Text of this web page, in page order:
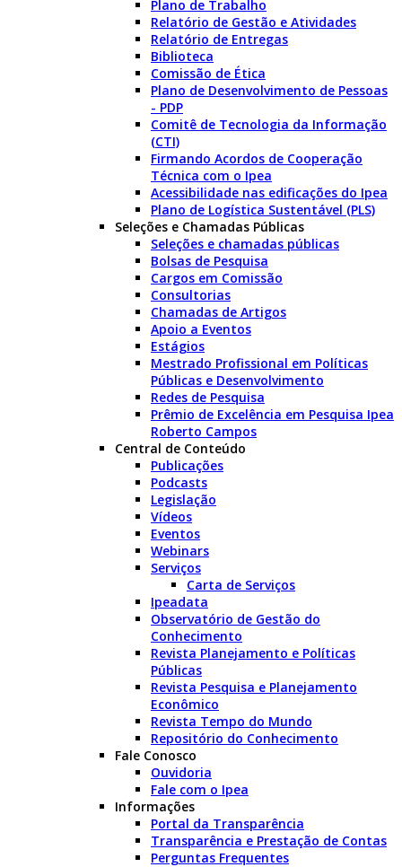
Plano de Trabalho
Relatório de Gestão e Atividades
Relatório de Entregas
Biblioteca
Comissão de Ética
Plano de Desenvolvimento de Pessoas
- PDP
Comitê de Tecnologia da Informação
(CTI)
Firmando Acordos de Cooperação
Técnica com o Ipea
Acessibilidade nas edificações do Ipea
Plano de Logística Sustentável (PLS)
Seleções e Chamadas Públicas
Seleções e chamadas públicas
Bolsas de Pesquisa
Cargos em Comissão
Consultorias
Chamadas de Artigos
Apoio a Eventos
Estágios
Mestrado Profissional em Políticas
Públicas e Desenvolvimento
Redes de Pesquisa
Prêmio de Excelência em Pesquisa Ipea
Roberto Campos
Central de Conteúdo
Publicações
Podcasts
Legislação
Vídeos
Eventos
Webinars
Serviços
Carta de Serviços
Ipeadata
Observatório de Gestão do
Conhecimento
Revista Planejamento e Políticas
Públicas
Revista Pesquisa e Planejamento
Econômico
Revista Tempo do Mundo
Repositório do Conhecimento
Fale Conosco
Ouvidoria
Fale com o Ipea
Informações
Portal da Transparência
Transparência e Prestação de Contas
Perguntas Frequentes